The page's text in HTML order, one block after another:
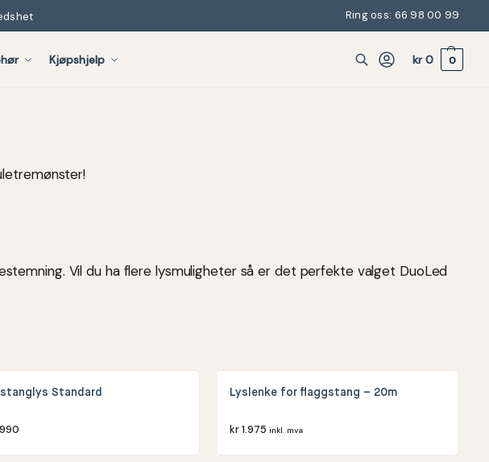
Ring oss: 66 98 00 99
Kjøpshjelp kr0 0
Vil du ha flere lysmuligheter så er det perfekte valget DuoLed
Standard Lyslenke for flaggstang – 20m
kr1.975 inkl. mva